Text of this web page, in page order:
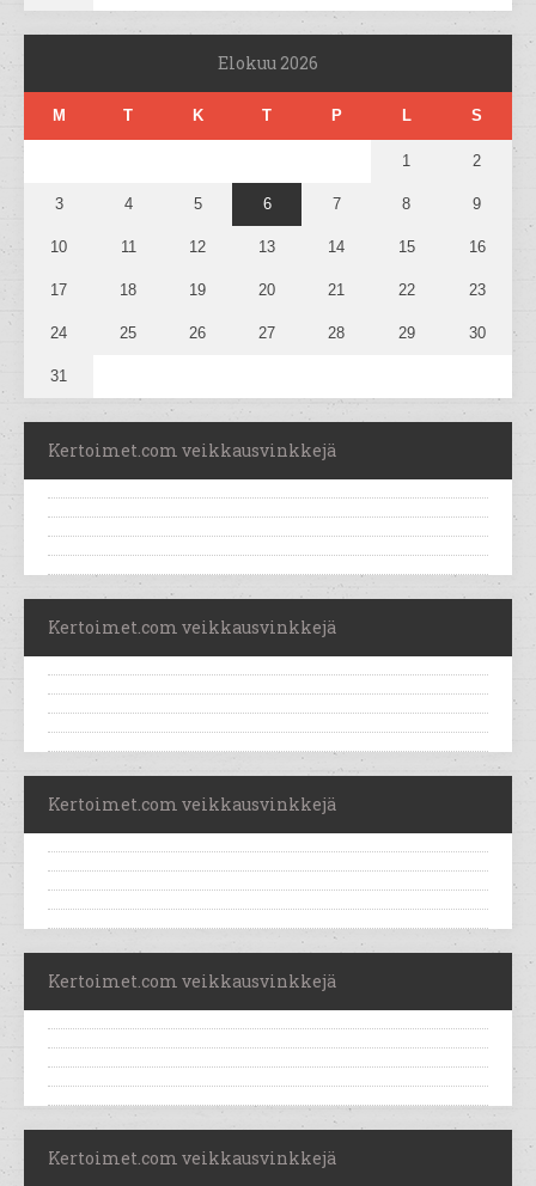
Elokuu 2026
M T K T P L S
1 2
3 4 5 6 7 8 9
10 11 12 13 14 15 16
17 18 19 20 21 22 23
24 25 26 27 28 29 30
31
Kertoimet.com veikkausvinkkejä
Kertoimet.com veikkausvinkkejä
Kertoimet.com veikkausvinkkejä
Kertoimet.com veikkausvinkkejä
Kertoimet.com veikkausvinkkejä